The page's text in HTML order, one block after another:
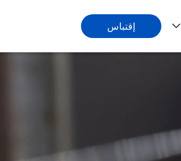
إقتباس